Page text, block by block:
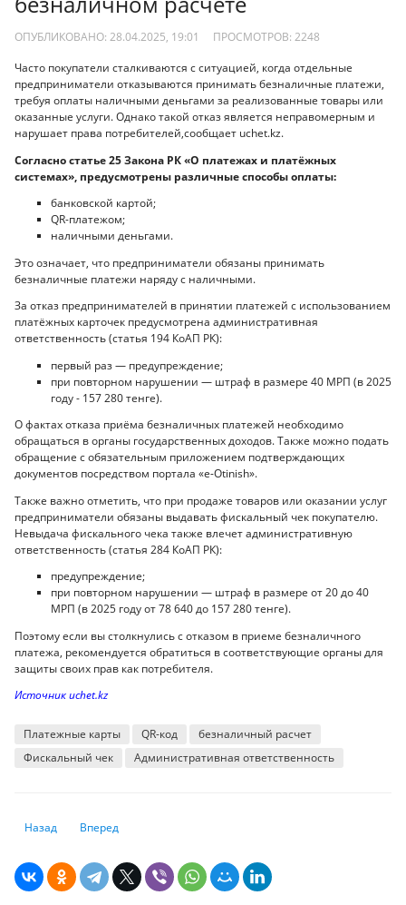
ОПУБЛИКОВАНО: 28.04.2025, 19:01 ПРОСМОТРОВ: 2248
Часто покупатели сталкиваются с ситуацией, когда отдельные
предприниматели отказываются принимать безналичные платежи,
требуя оплаты наличными деньгами за реализованные товары или
оказанные услуги. Однако такой отказ является неправомерным и
нарушает права потребителей,сообщает uchet.kz.
Согласно статье 25 Закона РК «О платежах и платёжных
системах», предусмотрены различные способы оплаты:
банковской картой;
QR-платежом;
наличными деньгами.
Это означает, что предприниматели обязаны принимать
безналичные платежи наряду с наличными.
За отказ предпринимателей в принятии платежей с использованием
платёжных карточек предусмотрена административная
ответственность (статья 194 КоАП РК):
первый раз — предупреждение;
при повторном нарушении — штраф в размере 40 МРП (в 2025
году - 157 280 тенге).
О фактах отказа приёма безналичных платежей необходимо
обращаться в органы государственных доходов. Также можно подать
обращение с обязательным приложением подтверждающих
документов посредством портала «e-Otinish».
Также важно отметить, что при продаже товаров или оказании услуг
предприниматели обязаны выдавать фискальный чек покупателю.
Невыдача фискального чека также влечет административную
ответственность (статья 284 КоАП РК):
предупреждение;
при повторном нарушении — штраф в размере от 20 до 40
МРП (в 2025 году от 78 640 до 157 280 тенге).
Поэтому если вы столкнулись с отказом в приеме безналичного
платежа, рекомендуется обратиться в соответствующие органы для
защиты своих прав как потребителя.
Источник uchet.kz
Платежные карты QR-код
безналичный расчет
Фискальный чек
Административная ответственность
Предыдущий: Что изменится в жизни казахстанцев с июня 2025 года
Назад Следующий: Вредные условия труда: какие льготы и
Вперед